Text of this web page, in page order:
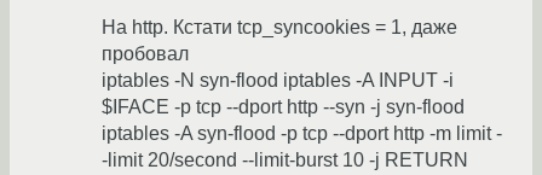
На http. Кстати tcp_syncookies = 1, даже
пробовал
iptables -N syn-flood iptables -A INPUT -i
$IFACE -p tcp --dport http --syn -j syn-flood
iptables -A syn-flood -p tcp --dport http -m limit -
-limit 20/second --limit-burst 10 -j RETURN